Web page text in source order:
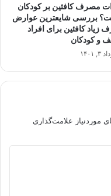
مصرف کافئین بر کودکان
بررسی شایعترین عوارض
زیاد کافئین برای افراد
و کودکان
۱۴۰۱
موردنیاز علامت‌گذاری